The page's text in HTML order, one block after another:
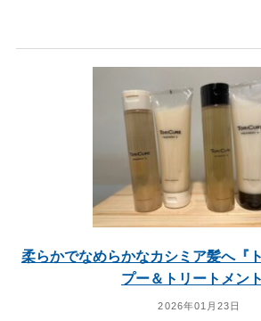
柔らかでなめらかなカシミア髪へ
プー＆トリートメント
2026年01月23日